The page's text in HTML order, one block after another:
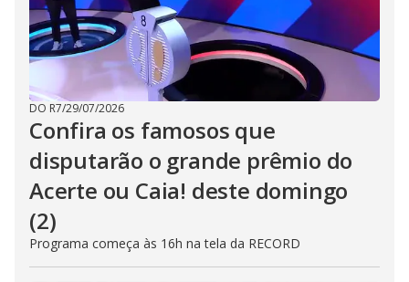
DO R7/29/07/2026
Confira os famosos que
disputarão o grande prêmio do
Acerte ou Caia! deste domingo
(2)
Programa começa às 16h na tela da RECORD